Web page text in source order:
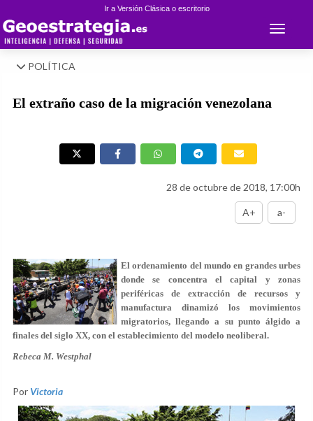
Ir a Versión Clásica o escritorio
Toggle
POLÍTICA
El extraño caso de la migración venezolana
28 de octubre de 2018, 17:00h
A+ a-
El ordenamiento del mundo en grandes urbes
donde se concentra el capital y zonas
periféricas de extracción de recursos y
manufactura dinamizó los movimientos
migratorios, llegando a su punto álgido a
finales del siglo XX, con el establecimiento del modelo neoliberal.
Rebeca M. Westphal
Por Victoria